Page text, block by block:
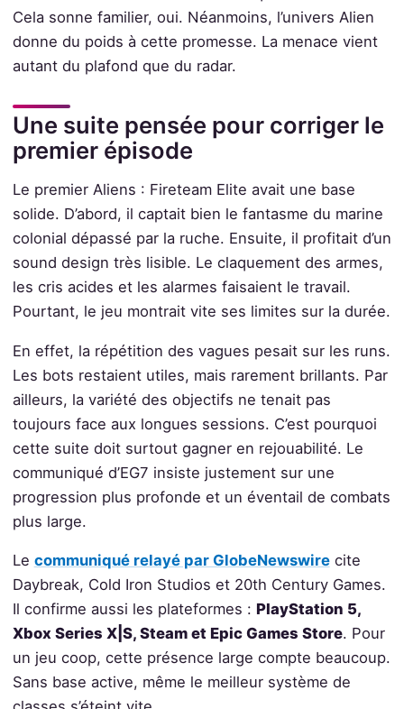
Cela sonne familier, oui. Néanmoins, l’univers Alien
donne du poids à cette promesse. La menace vient
autant du plafond que du radar.
Une suite pensée pour corriger le
premier épisode
Le premier Aliens : Fireteam Elite avait une base
solide. D’abord, il captait bien le fantasme du marine
colonial dépassé par la ruche. Ensuite, il profitait d’un
sound design très lisible. Le claquement des armes,
les cris acides et les alarmes faisaient le travail.
Pourtant, le jeu montrait vite ses limites sur la durée.
En effet, la répétition des vagues pesait sur les runs.
Les bots restaient utiles, mais rarement brillants. Par
ailleurs, la variété des objectifs ne tenait pas
toujours face aux longues sessions. C’est pourquoi
cette suite doit surtout gagner en rejouabilité. Le
communiqué d’EG7 insiste justement sur une
progression plus profonde et un éventail de combats
plus large.
Le communiqué relayé par GlobeNewswirecite
Daybreak, Cold Iron Studios et 20th Century Games.
Il confirme aussi les plateformes : PlayStation 5,
Xbox Series X|S, Steam et Epic Games Store. Pour
un jeu coop, cette présence large compte beaucoup.
Sans base active, même le meilleur système de